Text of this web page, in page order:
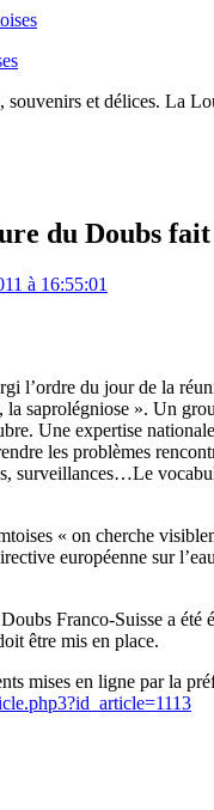
souvenirs et délices. La
du Doubs
à 16:55:01
l’ordre du jour de la
saprolégniose ». Un
Une expertise
les problèmes
surveillances…Le
« on cherche
européenne sur
Franco-Suisse a
être mis en place.
mises en ligne par la